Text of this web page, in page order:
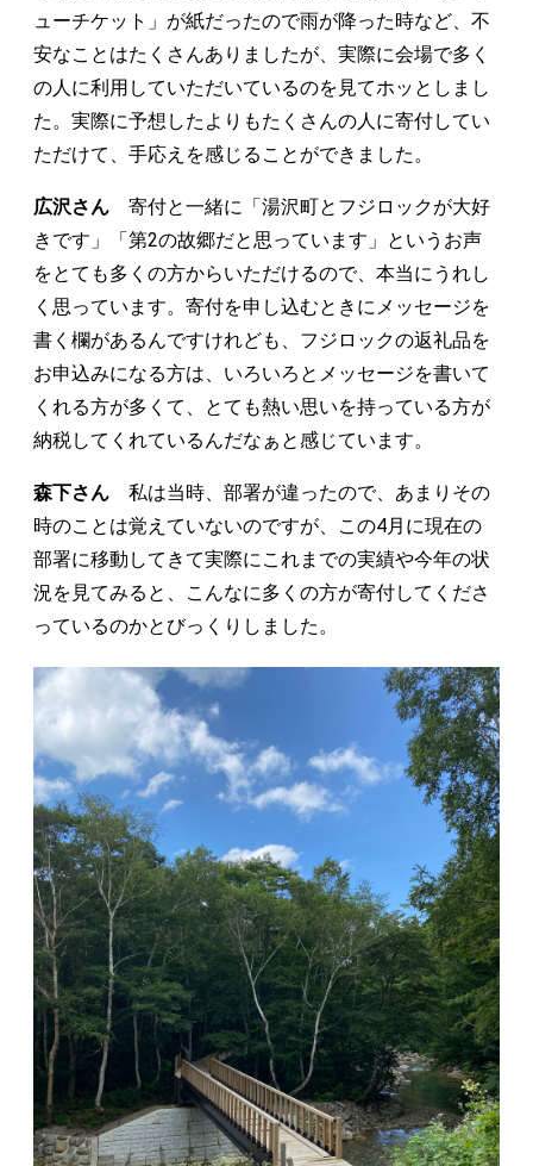
ューチケット」が紙だったので雨が降った時など、不
安なことはたくさんありましたが、実際に会場で多く
の人に利用していただいているのを見てホッとしまし
た。実際に予想したよりもたくさんの人に寄付してい
ただけて、手応えを感じることができました。
広沢さん 寄付と一緒に「湯沢町とフジロックが大好
きです」「第2の故郷だと思っています」というお声
をとても多くの方からいただけるので、本当にうれし
く思っています。寄付を申し込むときにメッセージを
書く欄があるんですけれども、フジロックの返礼品を
お申込みになる方は、いろいろとメッセージを書いて
くれる方が多くて、とても熱い思いを持っている方が
納税してくれているんだなぁと感じています。
森下さん 私は当時、部署が違ったので、あまりその
時のことは覚えていないのですが、この4月に現在の
部署に移動してきて実際にこれまでの実績や今年の状
況を見てみると、こんなに多くの方が寄付してくださ
っているのかとびっくりしました。